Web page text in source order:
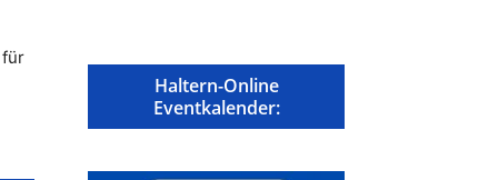
Haltern-Online
Eventkalender: